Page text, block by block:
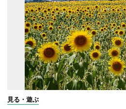
見る・遊ぶ